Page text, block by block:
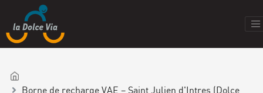
Borne de recharge VAE – Saint Julien d'Intres (Dolce